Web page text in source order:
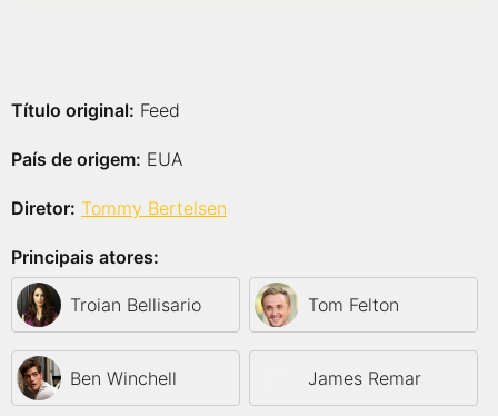
Título original: Feed
País de origem: EUA
Diretor: Tommy Bertelsen
Principais atores:
Troian Bellisario Tom Felton
Ben Winchell James Remar